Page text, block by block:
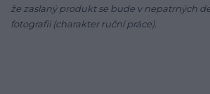
že zaslaný produkt se bude v nepatrných
fotografii (charakter ruční práce).